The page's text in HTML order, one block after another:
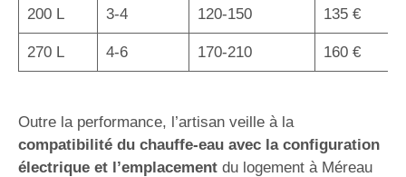
200 L 3-4 120-150 135 €
270 L 4-6 170-210 160 €
Outre la performance, l’artisan veille à la
compatibilité du chauffe-eau avec la configuration
électrique et l’emplacement du logement à Méreau